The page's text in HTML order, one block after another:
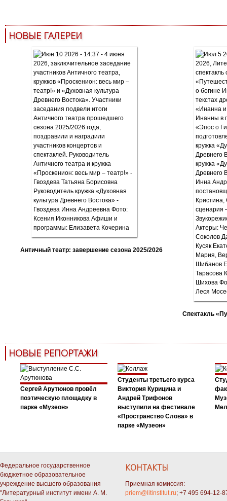
НОВЫЕ ГАЛЕРЕИ
Античный театр: завершение сезона 2025/2026
Спектакль
НОВЫЕ РЕПОРТАЖИ
Сергей Арутюнов провёл
поэтическую площадку в
парке «Музеон»
Студенты третьего курса
Виктория Курицина и
Андрей Трифонов
выступили на фестивале
«Пространство Слова» в
парке «Музеон»
Федеральное государственное
бюджетное образовательное
учреждение высшего образования
"Литературный институт имени А. М.
КОНТАКТЫ
Приемная комиссия:
priem@litinstitut.ru; +7 495 694-12-